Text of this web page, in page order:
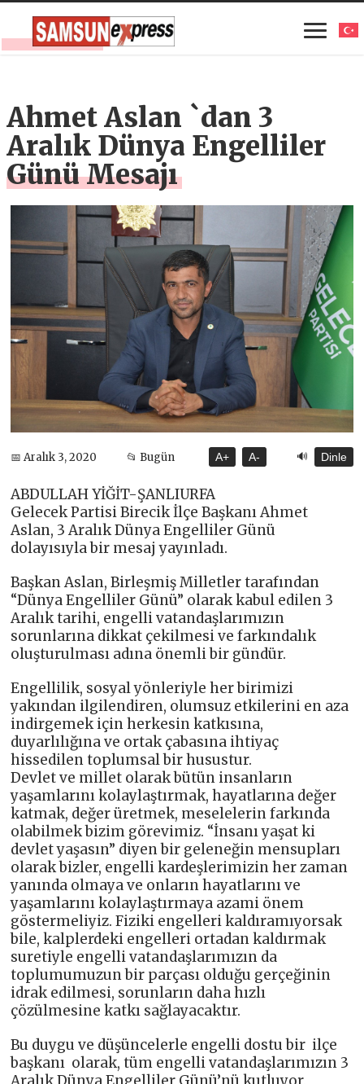
Ahmet Aslan `dan 3
Aralık Dünya Engelliler
Günü Mesajı
📅 Aralık 3, 2020 📂 Bugün A+ A- 🔊 Dinle
ABDULLAH YİĞİT-ŞANLIURFA
Gelecek Partisi Birecik İlçe Başkanı Ahmet
Aslan, 3 Aralık Dünya Engelliler Günü
dolayısıyla bir mesaj yayınladı.
Başkan Aslan, Birleşmiş Milletler tarafından
“Dünya Engelliler Günü” olarak kabul edilen 3
Aralık tarihi, engelli vatandaşlarımızın
sorunlarına dikkat çekilmesi ve farkındalık
oluşturulması adına önemli bir gündür.
Engellilik, sosyal yönleriyle her birimizi
yakından ilgilendiren, olumsuz etkilerini en aza
indirgemek için herkesin katkısına,
duyarlılığına ve ortak çabasına ihtiyaç
hissedilen toplumsal bir husustur.
Devlet ve millet olarak bütün insanların
yaşamlarını kolaylaştırmak, hayatlarına değer
katmak, değer üretmek, meselelerin farkında
olabilmek bizim görevimiz. “İnsanı yaşat ki
devlet yaşasın” diyen bir geleneğin mensupları
olarak bizler, engelli kardeşlerimizin her zaman
yanında olmaya ve onların hayatlarını ve
yaşamlarını kolaylaştırmaya azami önem
göstermeliyiz. Fiziki engelleri kaldıramıyorsak
bile, kalplerdeki engelleri ortadan kaldırmak
suretiyle engelli vatandaşlarımızın da
toplumumuzun bir parçası olduğu gerçeğinin
idrak edilmesi, sorunların daha hızlı
çözülmesine katkı sağlayacaktır.
Bu duygu ve düşüncelerle engelli dostu bir ilçe
başkanı olarak, tüm engelli vatandaşlarımızın 3